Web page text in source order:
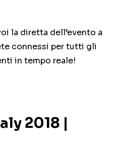
la diretta dell’evento a
connessi per tutti gli
in tempo reale!
2018 |